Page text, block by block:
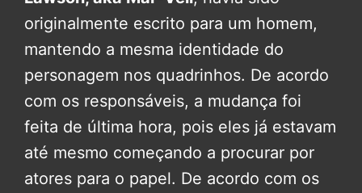
originalmente escrito para um homem,
mantendo a mesma identidade do
personagem nos quadrinhos. De acordo
com os responsáveis, a mudança foi
feita de última hora, pois eles já estavam
até mesmo começando a procurar por
atores para o papel. De acordo com os